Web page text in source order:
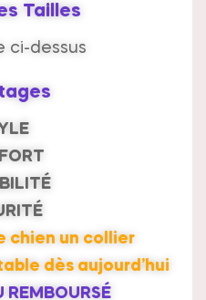
Tailles
ci-dessus
chien un collier
dès aujourd’hui
REMBOURSÉ